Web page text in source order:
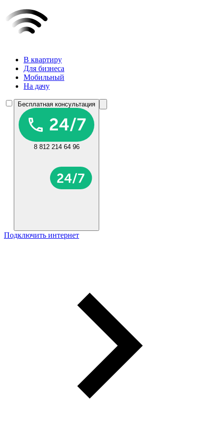
В квартиру
Для бизнеса
Мобильный
На дачу
Бесплатная консультация
8 812 214 64 96
Подключить интернет